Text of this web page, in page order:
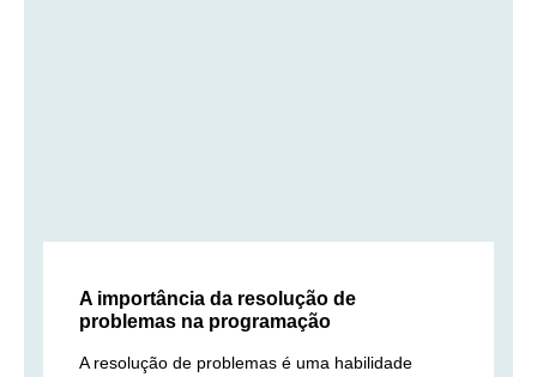
A importância da resolução de
problemas na programação
A resolução de problemas é uma habilidade